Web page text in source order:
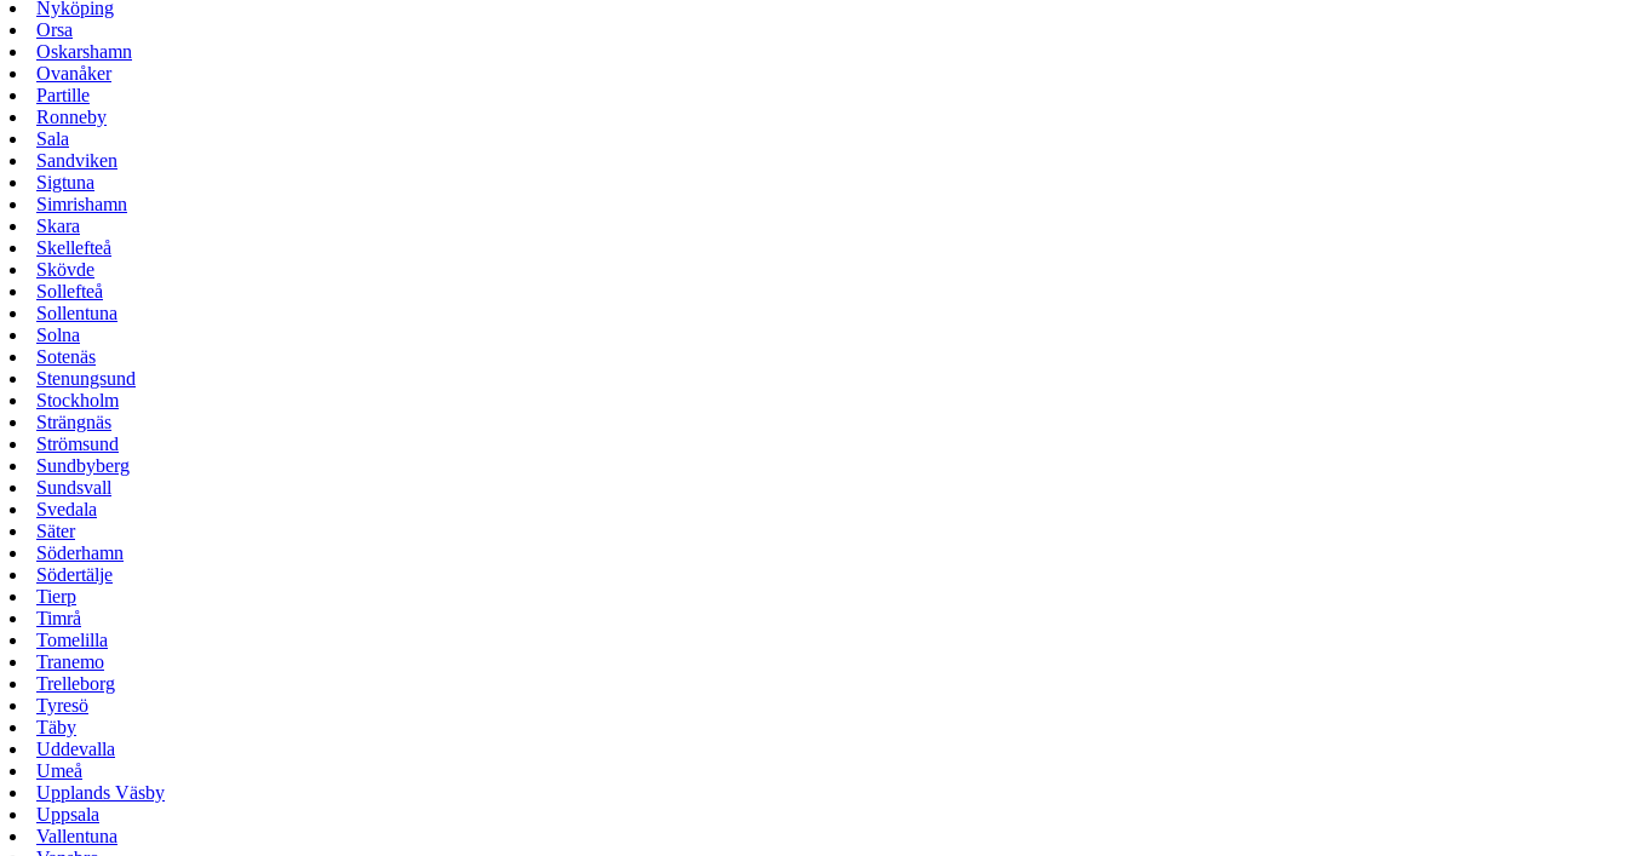
Nyköping
Orsa
Oskarshamn
Ovanåker
Partille
Ronneby
Sala
Sandviken
Sigtuna
Simrishamn
Skara
Skellefteå
Skövde
Sollefteå
Sollentuna
Solna
Sotenäs
Stenungsund
Stockholm
Strängnäs
Strömsund
Sundbyberg
Sundsvall
Svedala
Säter
Söderhamn
Södertälje
Tierp
Timrå
Tomelilla
Tranemo
Trelleborg
Tyresö
Täby
Uddevalla
Umeå
Upplands Väsby
Uppsala
Vallentuna